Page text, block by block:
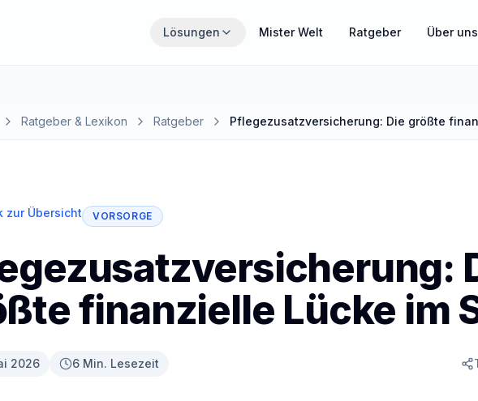
Lösungen
MisterInvest
Vermögensaufbau mit Struktur
Mister Welt Ratgeber Über uns
Ratgeber & Lexikon Ratgeber Pflegezusatzversicherung: Die größte
zur Übersicht VORSORGE
finanzielle Lücke im
2026 6 Min. Lesezeit